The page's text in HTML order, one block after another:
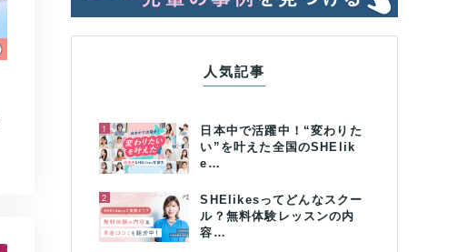
人気記事
1
日本中で活躍中！“変わりた
い”を叶えた全国のSHElik
e…
2
SHElikesってどんなスクー
ル？無料体験レッスンの内
容…